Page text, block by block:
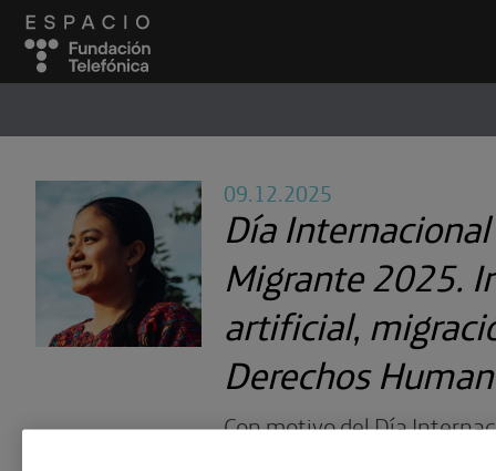
09.12.2025
Día
Migrante 2025.
artificial,
Derechos
Con motivo del Día